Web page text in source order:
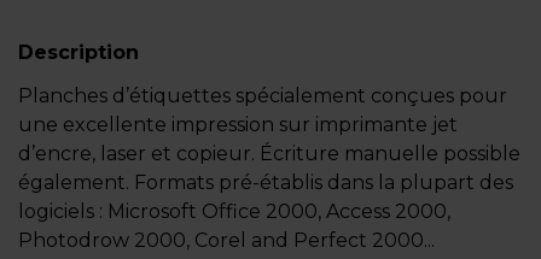
Description
Planches d’étiquettes spécialement conçues pour
une excellente impression sur imprimante jet
d’encre, laser et copieur. Écriture manuelle possible
également. Formats pré-établis dans la plupart des
logiciels : Microsoft Office 2000, Access 2000,
Photodrow 2000, Corel and Perfect 2000...